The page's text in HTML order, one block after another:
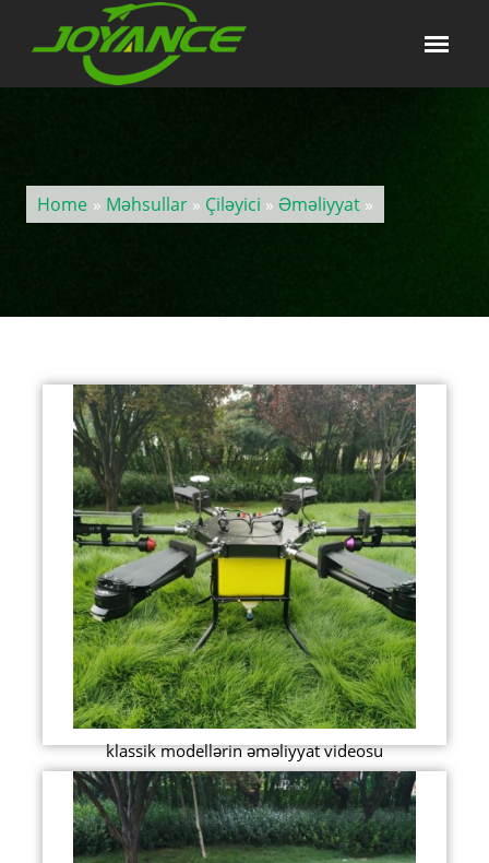
Home » Məhsullar» Çiləyici » Əməliyyat»
klassik modellərin əməliyyat videosu